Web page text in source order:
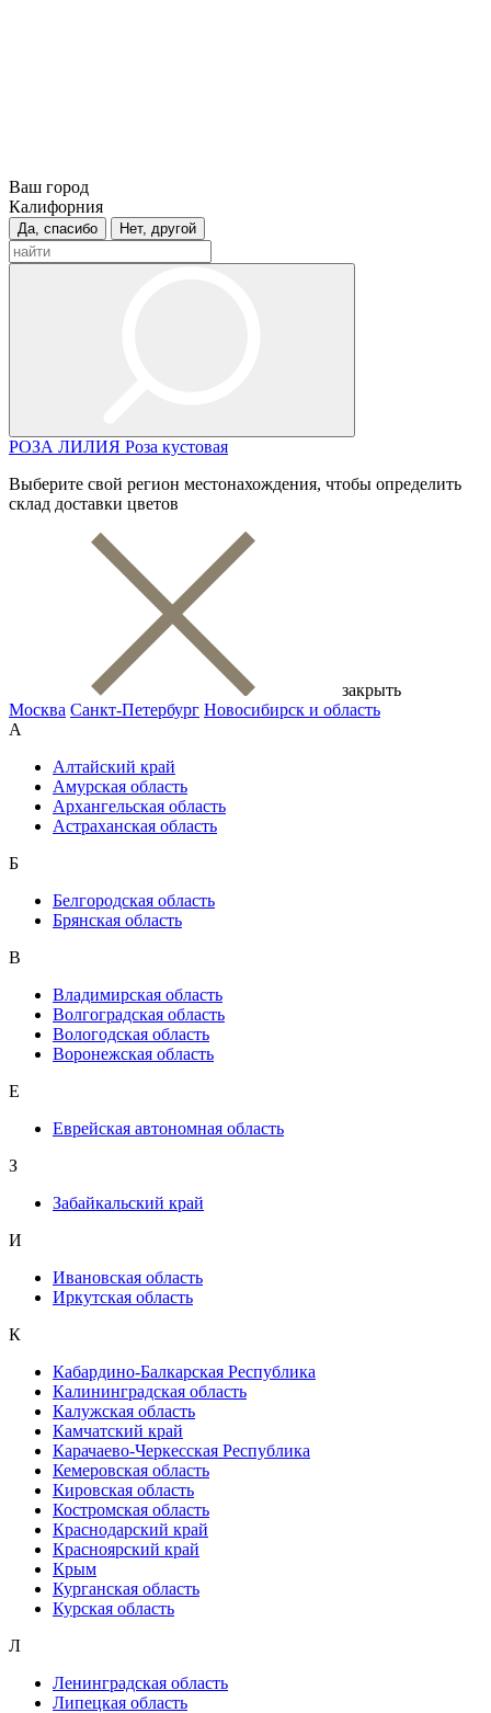
Ваш город
Калифорния
Да, спасибо Нет, другой
РОЗА ЛИЛИЯ Роза кустовая
Выберите свой регион местонахождения, чтобы определить
склад доставки цветов
закрыть
Москва Санкт-Петербург Новосибирск и область
А
Алтайский край
Амурская область
Архангельская область
Астраханская область
Б
Белгородская область
Брянская область
В
Владимирская область
Волгоградская область
Вологодская область
Воронежская область
Е
Еврейская автономная область
З
Забайкальский край
И
Ивановская область
Иркутская область
К
Кабардино-Балкарская Республика
Калининградская область
Калужская область
Камчатский край
Карачаево-Черкесская Республика
Кемеровская область
Кировская область
Костромская область
Краснодарский край
Красноярский край
Крым
Курганская область
Курская область
Л
Ленинградская область
Липецкая область